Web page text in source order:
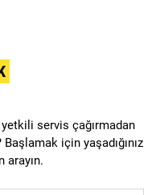
yetkili servis çağırmadan
için yaşadığınız
arayın.